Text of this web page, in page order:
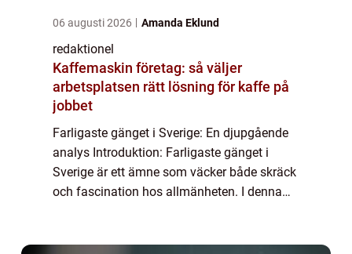
06 augusti 2026 Amanda Eklund
redaktionel
Kaffemaskin företag: så väljer
arbetsplatsen rätt lösning för kaffe på
jobbet
Farligaste gänget i Sverige: En djupgående
analys Introduktion: Farligaste gänget i
Sverige är ett ämne som väcker både skräck
och fascination hos allmänheten. I denna